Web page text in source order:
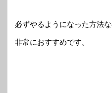
必ずやるようになった方法な
非常におすすめです。